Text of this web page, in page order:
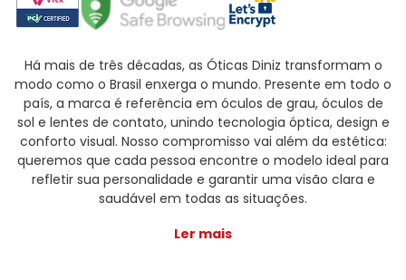
Há mais de três décadas, as Óticas Diniz transformam o
modo como o Brasil enxerga o mundo. Presente em todo o
país, a marca é referência em óculos de grau, óculos de
sol e lentes de contato, unindo tecnologia óptica, design e
conforto visual. Nosso compromisso vai além da estética:
queremos que cada pessoa encontre o modelo ideal para
refletir sua personalidade e garantir uma visão clara e
saudável em todas as situações.
Ler mais